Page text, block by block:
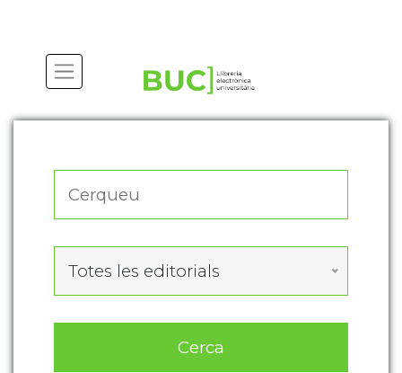
Totes les editorials
Cerca